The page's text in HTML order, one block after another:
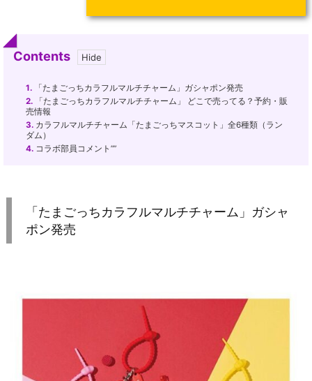
Contents
1. 「たまごっちカラフルマルチチャーム」ガシャポン発売
2. 「たまごっちカラフルマルチチャーム」 どこで売ってる？予約・販
売情報
3. カラフルマルチチャーム「たまごっちマスコット」全6種類（ラン
ダム）
4. コラボ部員コメント””
「たまごっちカラフルマルチチャーム」ガシャ
ポン発売